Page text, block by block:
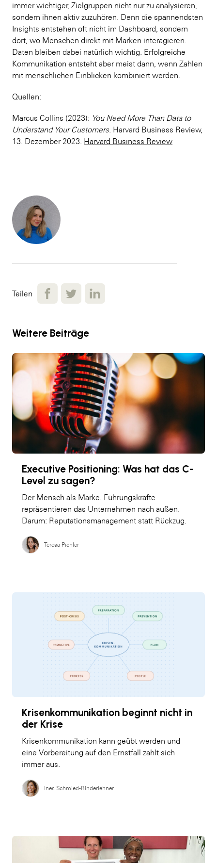
immer wichtiger, Zielgruppen nicht nur zu analysieren,
sondern ihnen aktiv zuzuhören. Denn die spannendsten
Insights entstehen oft nicht im Dashboard, sondern
dort, wo Menschen direkt mit Marken interagieren.
Daten bleiben dabei natürlich wichtig. Erfolgreiche
Kommunikation entsteht aber meist dann, wenn Zahlen
mit menschlichen Einblicken kombiniert werden.
Quellen:
Marcus Collins (2023): You Need More Than Data to
Understand Your Customers. Harvard Business Review,
13. Dezember 2023. Harvard Business Review
Teilen
Weitere Beiträge
Executive Positioning: Was hat das C-
Level zu sagen?
Der Mensch als Marke. Führungskräfte
repräsentieren das Unternehmen nach außen.
Darum: Reputationsmanagement statt Rückzug.
Teresa Pichler
Krisenkommunikation beginnt nicht in
der Krise
Krisenkommunikation kann geübt werden und
eine Vorbereitung auf den Ernstfall zahlt sich
immer aus.
Ines Schmied-Binderlehner